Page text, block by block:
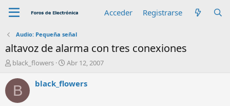
Acceder Registrarse
Audio: Pequeña señal
altavoz de alarma con tres conexiones
A
t
o
r
black_flowers
F
c
Abr 12, 2007
B black_flowers